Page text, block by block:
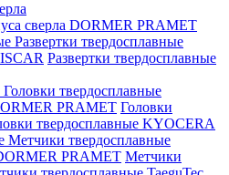
сверла DORMER PRAMET
Развертки твердосплавные
Развертки твердосплавные
Головки твердосплавные
PRAMET Головки
твердосплавные KYOCERA
Метчики твердосплавные
PRAMET Метчики